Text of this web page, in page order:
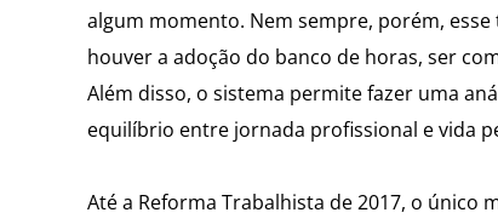
algum momento. Nem sempre, porém,
houver a adoção do banco de horas, ser
Além disso, o sistema permite fazer uma
equilíbrio entre jornada profissional e vida
Até a Reforma Trabalhista de 2017, o único